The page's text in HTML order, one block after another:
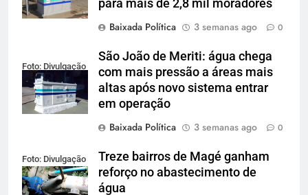
para mais de 2,8 mil moradores
Baixada Política
3 semanas ago 0
Foto: Divulgação
São João de Meriti: água chega
com mais pressão a áreas mais
altas após novo sistema entrar
em operação
Baixada Política
3 semanas ago 0
Foto: Divulgação
Treze bairros de Magé ganham
reforço no abastecimento de
água